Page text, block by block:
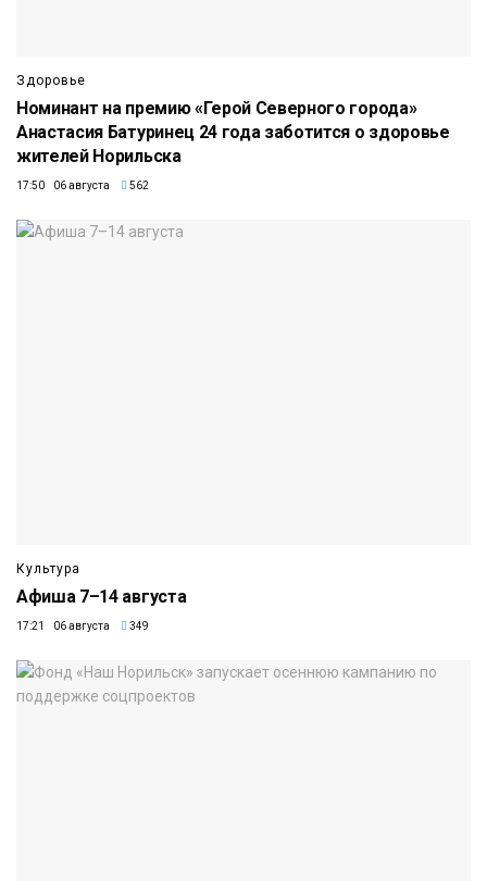
Здоровье
Номинант на премию «Герой Северного города»
Анастасия Батуринец 24 года заботится о здоровье
жителей Норильска
17:50 06 августа 562
Культура
Афиша 7–14 августа
17:21 06 августа 349